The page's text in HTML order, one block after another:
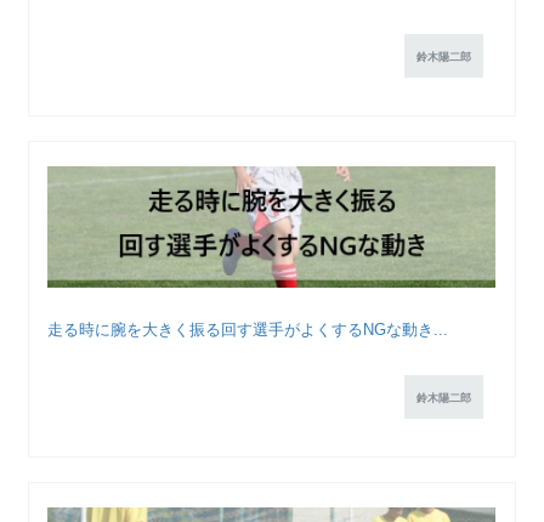
鈴木陽二郎
走る時に腕を大きく振る回す選手がよくするNGな動き...
鈴木陽二郎